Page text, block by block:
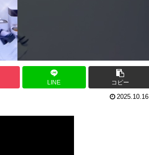
LINE コピー
2025.10.16